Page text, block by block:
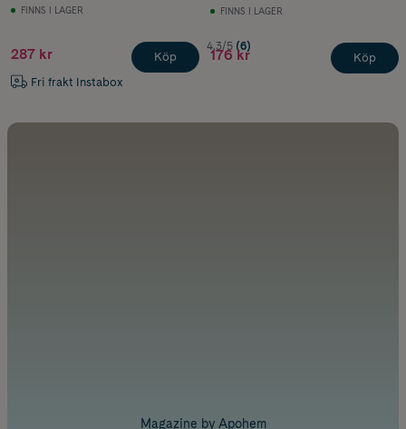
FINNS I LAGER
287 kr
Fri frakt Instabox
Köp
FINNS I LAGER
4.3/5 (6)
176 kr Köp
Magazine by Apohem